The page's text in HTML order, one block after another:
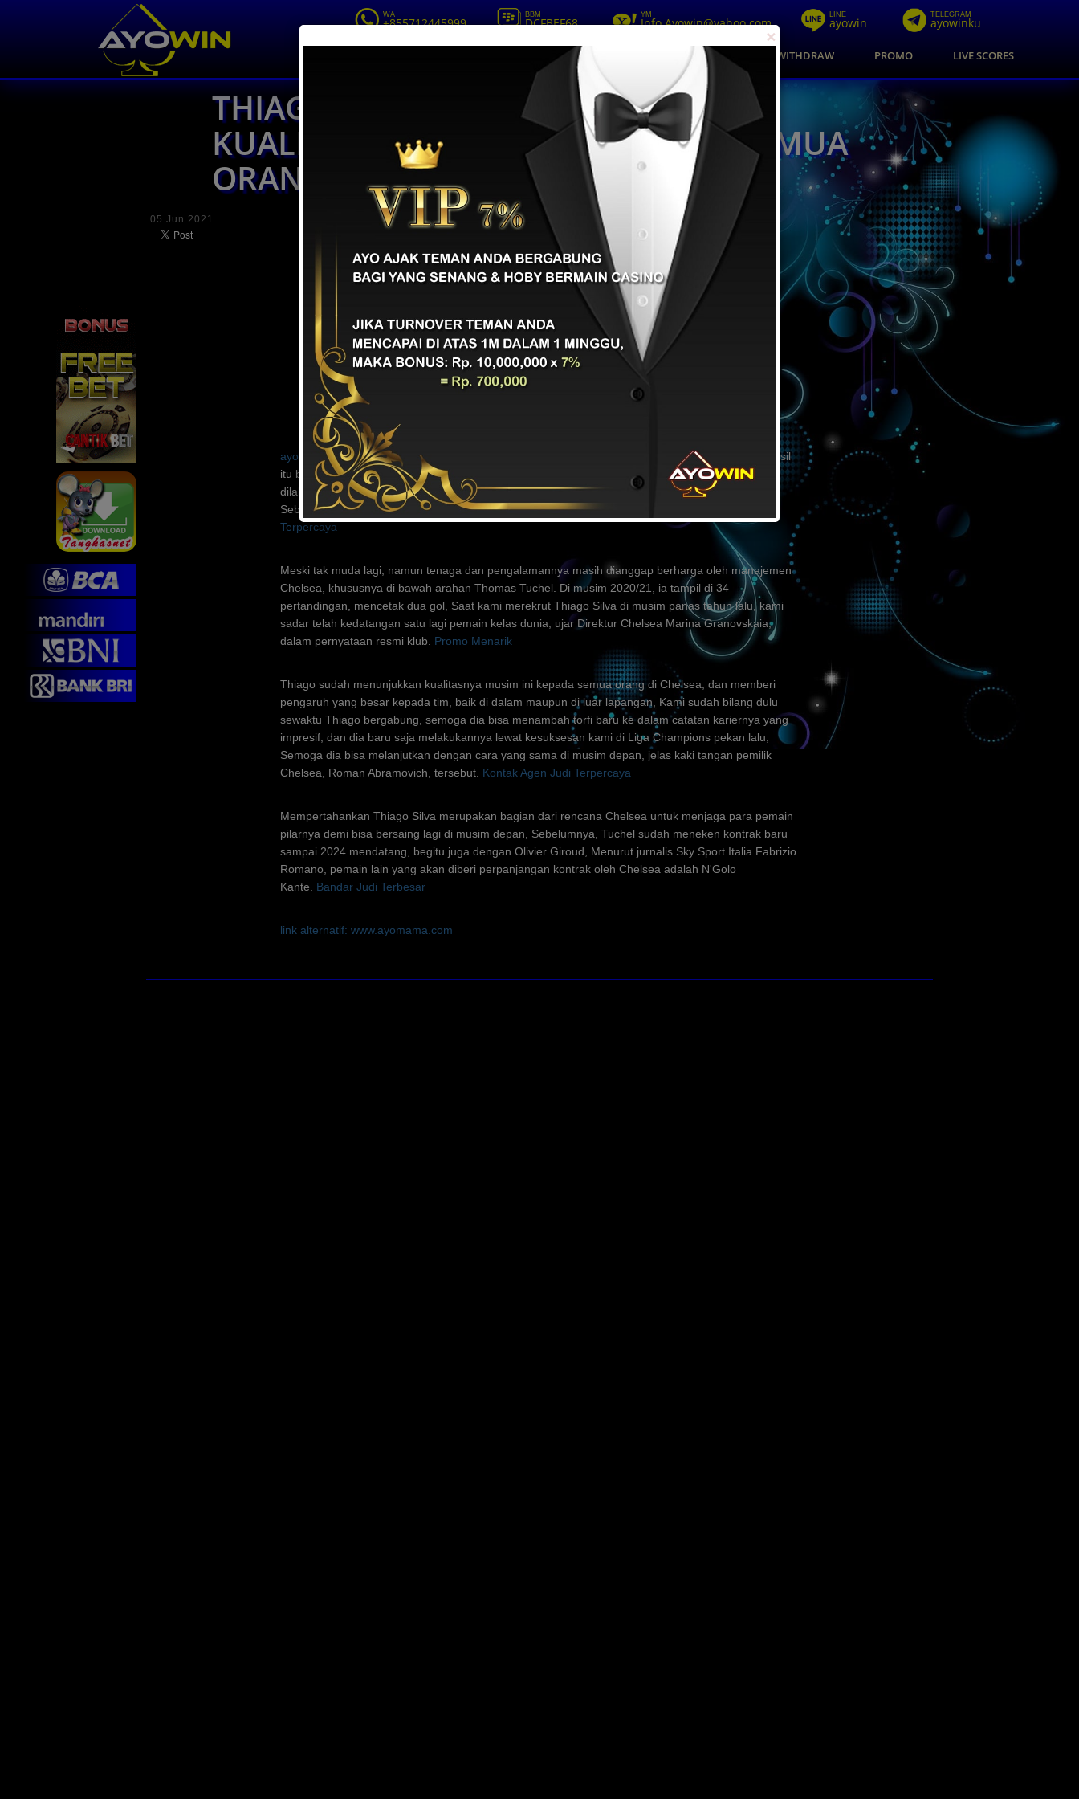
WA
+855712445999
BBM
DCFBEF68
YM
Info.Ayowin@yahoo.com
LINE
ayowin
TELEGRAM
ayowinku
HOME DEPOSIT WITHDRAW PROMO LIVE SCORES
THIAGO SUDAH MENUNJUKKAN
KUALITASNYA MUSIM INI KEPADA SEMUA
ORANG DI CHELSEA
05 Jun 2021
ayomama.com- Thiago Silva dipastikan bertahan di Chelsea musim depan, Bek 36 tahun asal Brasil
itu baru saja diganjar kontrak baru oleh The Blues, Pengumuman perpanjangan kontrak tersebut
dilakukan pada Jumat (4/6/2021), Ia akan bertahan di Stamford Bridge hingga Juni 2022,
Sebelumnya, masa bakti Thiago Silva memang hanya sampai bulan ini saja.
Terpercaya
Meski tak muda lagi, namun tenaga dan pengalamannya masih dianggap berharga oleh manajemen
Chelsea, khususnya di bawah arahan Thomas Tuchel. Di musim 2020/21, ia tampil di 34
pertandingan, mencetak dua gol, Saat kami merekrut Thiago Silva di musim panas tahun lalu, kami
sadar telah kedatangan satu lagi pemain kelas dunia, ujar Direktur Chelsea Marina Granovskaia,
dalam pernyataan resmi klub. Promo Menarik
Thiago sudah menunjukkan kualitasnya musim ini kepada semua orang di Chelsea, dan memberi
pengaruh yang besar kepada tim, baik di dalam maupun di luar lapangan, Kami sudah bilang dulu
sewaktu Thiago bergabung, semoga dia bisa menambah torfi baru ke dalam catatan kariernya yang
impresif, dan dia baru saja melakukannya lewat kesuksesan kami di Liga Champions pekan lalu,
Semoga dia bisa melanjutkan dengan cara yang sama di musim depan, jelas kaki tangan pemilik
Chelsea, Roman Abramovich, tersebut. Kontak Agen Judi Terpercaya
Mempertahankan Thiago Silva merupakan bagian dari rencana Chelsea untuk menjaga para pemain
pilarnya demi bisa bersaing lagi di musim depan, Sebelumnya, Tuchel sudah meneken kontrak baru
sampai 2024 mendatang, begitu juga dengan Olivier Giroud, Menurut jurnalis Sky Sport Italia Fabrizio
Romano, pemain lain yang akan diberi perpanjangan kontrak oleh Chelsea adalah N'Golo
Kante. Bandar Judi Terbesar
link alternatif: www.ayomama.com
×